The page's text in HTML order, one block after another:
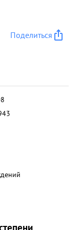
Поделиться